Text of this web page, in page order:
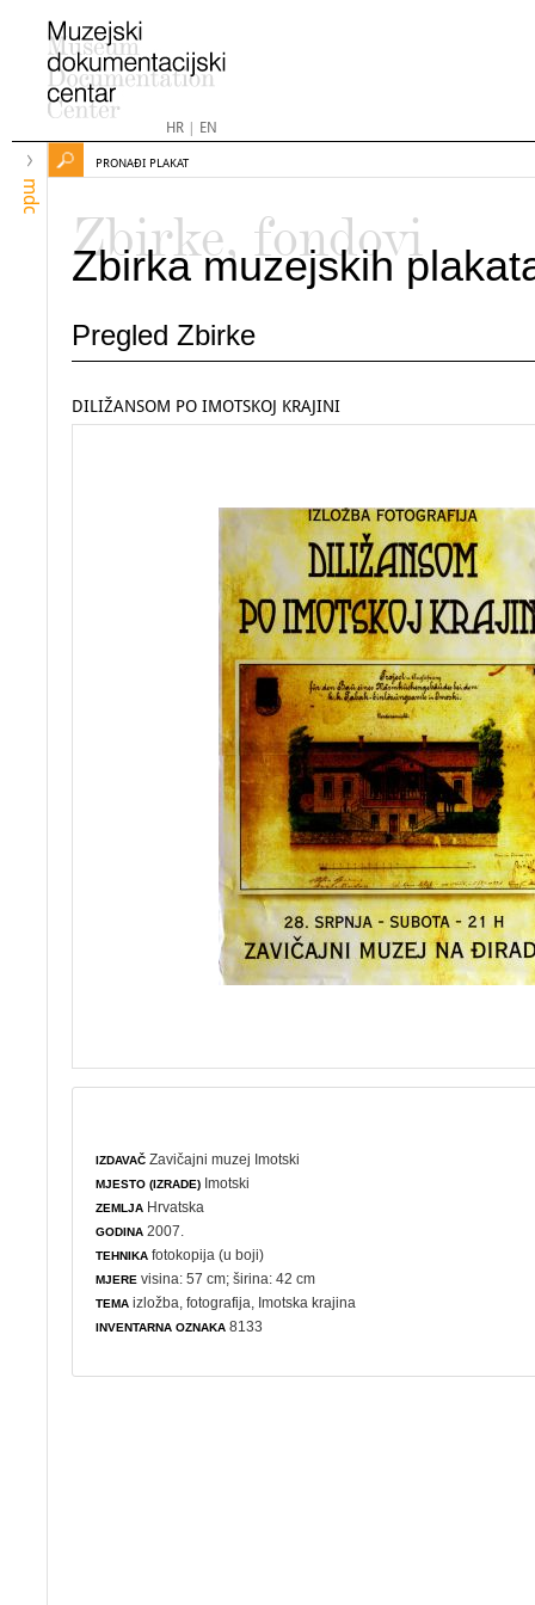
HR| EN
mdc
PRONAĐI PLAKAT
Zbirke, fondovi
Zbirka muzejskih
Pregled Zbirke
DILIŽANSOM PO IMOTSKOJ KRAJINI
IZDAVAČ Zavičajni muzej Imotski
MJESTO (IZRADE) Imotski
ZEMLJA Hrvatska
GODINA 2007.
TEHNIKA fotokopija (u boji)
MJERE visina: 57 cm; širina: 42 cm
TEMA izložba ,fotografija , Imotska krajina
INVENTARNA OZNAKA 8133